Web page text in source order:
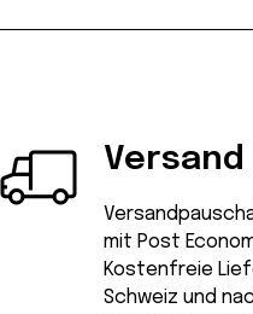
Versand
mit Post
Kostenfreie
Schweiz und